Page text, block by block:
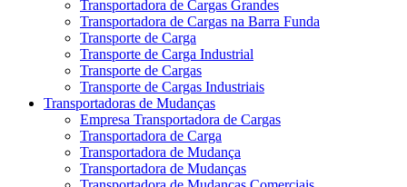
Transportadora de Cargas Grandes
Transportadora de Cargas na Barra Funda
Transporte de Carga
Transporte de Carga Industrial
Transporte de Cargas
Transporte de Cargas Industriais
Transportadoras de Mudanças
Empresa Transportadora de Cargas
Transportadora de Carga
Transportadora de Mudança
Transportadora de Mudanças